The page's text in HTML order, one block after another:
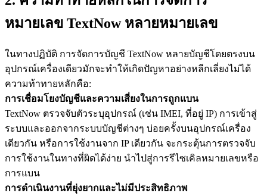
หมายเลข TextNow หลายหมายเลข
ในทางปฏิบัติ การจัดการบัญชี TextNow หลายบัญชีโดยตรงบน
อุปกรณ์เครื่องเดียวมักจะทำให้เกิดปัญหาอย่างหลีกเลี่ยงไม่ได้
ความท้าทายหลักคือ:
การเชื่อมโยงบัญชีและความเสี่ยงในการถูกแบน
TextNow ตรวจจับตัวระบุอุปกรณ์ (เช่น IMEI, ที่อยู่ IP) การเข้าสู่
ระบบและออกจากระบบบัญชีต่างๆ บ่อยครั้งบนอุปกรณ์เครื่อง
เดียวกัน หรือการใช้งานจาก IP เดียวกัน จะกระตุ้นการตรวจจับ
การใช้งานในทางที่ผิดได้ง่าย นำไปสู่การรีไซเคิลหมายเลขหรือ
การแบน
การดำเนินงานที่ยุ่งยากและไม่มีประสิทธิภาพ